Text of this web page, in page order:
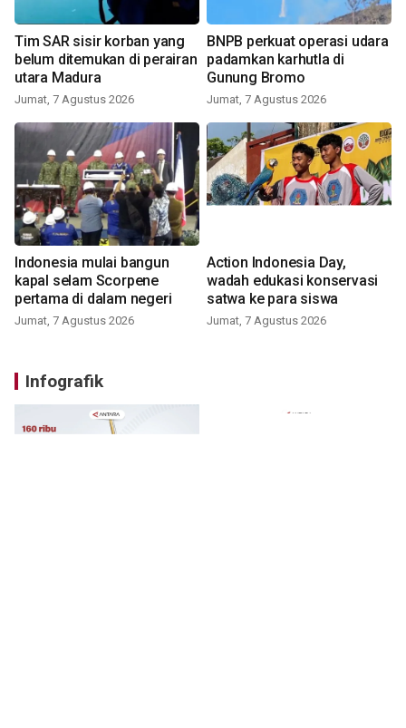
Tim SAR sisir korban yang
belum ditemukan di perairan
utara Madura
Jumat, 7 Agustus 2026
BNPB perkuat operasi udara
padamkan karhutla di
Gunung Bromo
Jumat, 7 Agustus 2026
Indonesia mulai bangun
kapal selam Scorpene
pertama di dalam negeri
Jumat, 7 Agustus 2026
Action Indonesia Day,
wadah edukasi konservasi
satwa ke para siswa
Jumat, 7 Agustus 2026
Infografik